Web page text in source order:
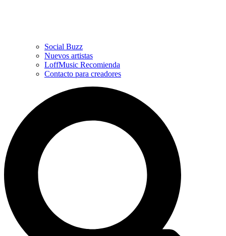
Social Buzz
Nuevos artistas
LoffMusic Recomienda
Contacto para creadores